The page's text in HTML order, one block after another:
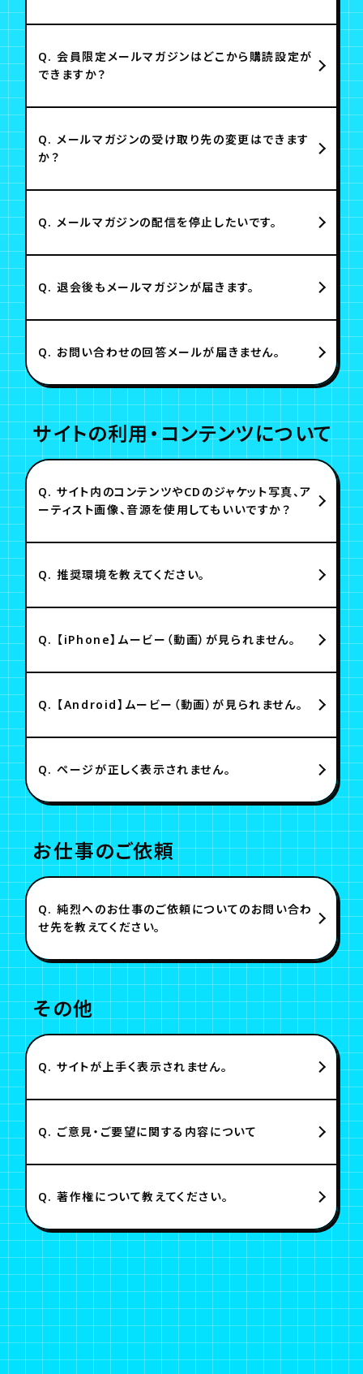
Q. 会員限定メールマガジンはどこから購読設定が
できますか？
Q. メールマガジンの受け取り先の変更はできます
か？
Q. メールマガジンの配信を停止したいです。
Q. 退会後もメールマガジンが届きます。
Q. お問い合わせの回答メールが届きません。
サイトの利用・コンテンツについて
Q. サイト内のコンテンツやCDのジャケット写真、ア
ーティスト画像、音源を使用してもいいですか？
Q. 推奨環境を教えてください。
Q. 【iPhone】ムービー（動画）が見られません。
Q. 【Android】ムービー（動画）が見られません。
Q. ページが正しく表示されません。
お仕事のご依頼
Q. 純烈へのお仕事のご依頼についてのお問い合わ
せ先を教えてください。
その他
Q. サイトが上手く表示されません。
Q. ご意見・ご要望に関する内容について
Q. 著作権について教えてください。